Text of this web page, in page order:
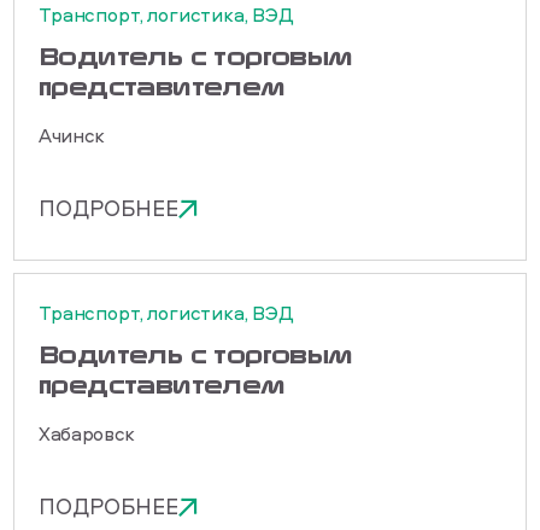
Транспорт, логистика, ВЭД
Водитель с торговым
представителем
Ачинск
ПОДРОБНЕЕ
Транспорт, логистика, ВЭД
Водитель с торговым
представителем
Хабаровск
ПОДРОБНЕЕ